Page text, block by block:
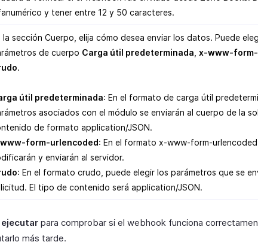
y tener entre 12 y 50 caracteres.
la sección Cuerpo, elija cómo desea enviar los datos. Puede
de cuerpo Carga útil predeterminada x-www-
.
útil predeterminada: En el formato de carga útil
asociados con el módulo se enviarán al cuerpo de la
de formato application/JSON.
form-urlencoded: En el formato x-www-form-
y enviarán al servidor.
: En el formato crudo, puede elegir los parámetros que se
El tipo de contenido será application/JSON.
para comprobar si el webhook funciona
más tarde.